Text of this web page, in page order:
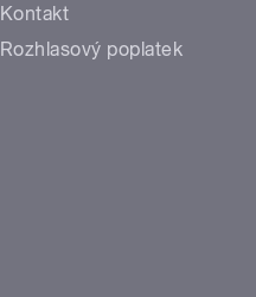
Kontakt
Rozhlasový poplatek